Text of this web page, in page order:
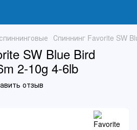
Спиннинг Favorite SW
SW Blue Bird
2-10g 4-6lb
отзыв